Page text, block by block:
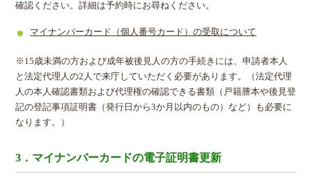
確認ください。詳細は予約時にお尋ねください。
マイナンバーカード（個人番号カード）の受取について
※15歳未満の方および成年被後見人の方の手続きには、申請者本人
と法定代理人の2人で来庁していただく必要があります。（法定代理
人の本人確認書類および代理権の確認できる書類（戸籍謄本や後見登
記の登記事項証明書（発行日から3か月以内のもの）など）も必要に
なります。）
3．マイナンバーカードの電子証明書更新